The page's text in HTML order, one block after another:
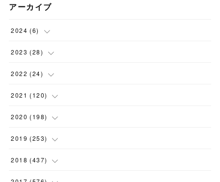
アーカイブ
2024 (6)
(1)
(1 )
(1)
(1 )
2023 (28)
(2)
(1)
(1)
(2)
2022 (24)
(5)
(2)
(2)
(1)
2021 (120)
(12)
(3)
(1)
(9)
2020 (198)
(12)
(11)
(12)
2019 (253)
(14)
(27)
2018 (437)